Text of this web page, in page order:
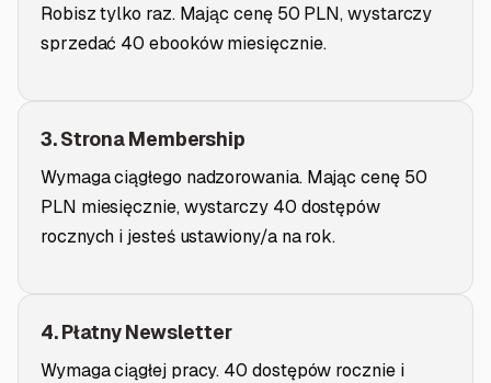
Robisz tylko raz. Mając cenę 50 PLN, wystarczy
sprzedać 40 ebooków miesięcznie.
3. Strona Membership
Wymaga ciągłego nadzorowania. Mając cenę 50
PLN miesięcznie, wystarczy 40 dostępów
rocznych i jesteś ustawiony/a na rok.
4. Płatny Newsletter
Wymaga ciągłej pracy. 40 dostępów rocznie i